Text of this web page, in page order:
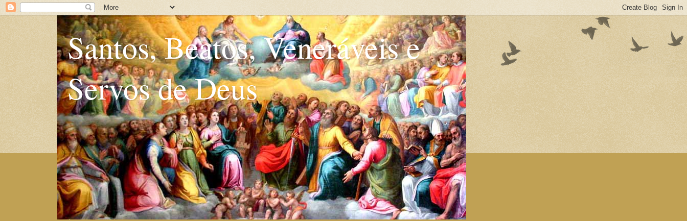
Santos, Beatos, Veneráveis e
Servos de Deus